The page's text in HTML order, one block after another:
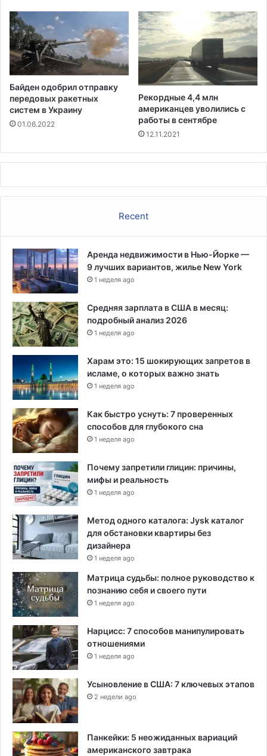
л
е
н
и
ю
е
м
й
у
п
о
с
л
в
л
л
у
н
о
в
о
г
о
т
е
б
о
в
а
с
т
и
р
в
а
н
и
ю
Байден одобрил отправку
передовых ракетных
систем в Украину
01.06.2022
Рекордные 4,4 млн
американцев уволились с
работы в сентябре
12.11.2021
Recent
Аренда недвижимости в Нью-Йорке —
9 лучших вариантов, жилье New York
1 неделя ago
Средняя зарплата в США в месяц:
подробный анализ 2026
1 неделя ago
Харам это: 15 шокирующих запретов в
исламе, о которых важно знать
1 неделя ago
Как быстро уснуть: 7 проверенных
способов для глубокого сна
1 неделя ago
Почему запретили глицин: причины,
мифы и реальность
1 неделя ago
Метод одного каталога: Jysk каталог
для обстановки квартиры без
дизайнера
1 неделя ago
Матрица судьбы: полное руководство к
познанию себя и своего пути
1 неделя ago
Нарцисс: 7 способов манипулировать
отношениями
1 неделя ago
Усыновление в США: 7 ключевых этапов
2 недели ago
Панкейки: 5 неожиданных вариаций
американского завтрака